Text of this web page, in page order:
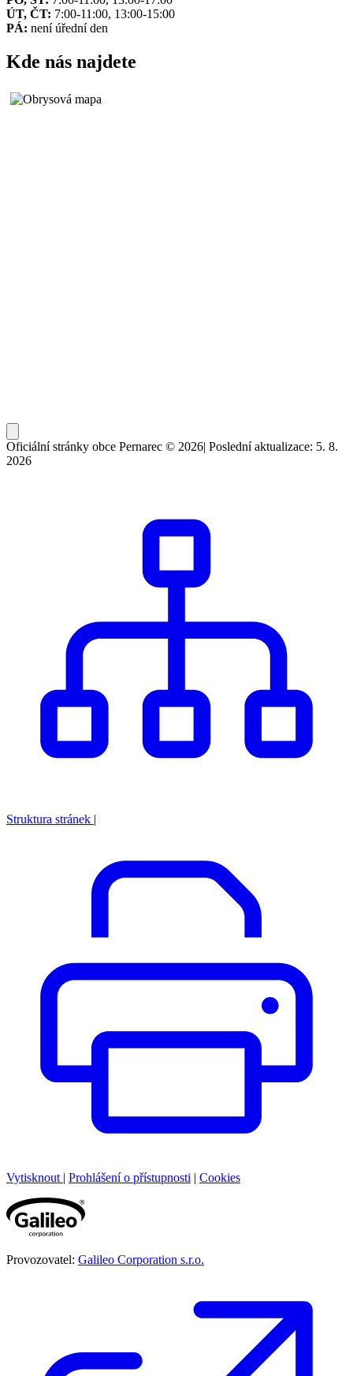
ÚT, ČT: 7:00-11:00, 13:00-15:00
PÁ: není úřední den
Kde nás najdete
Oficiální stránky obce Pernarec © 2026| Poslední aktualizace: 5. 8.
2026
Struktura stránek |
Vytisknout | Prohlášení o přístupnosti | Cookies
Provozovatel: Galileo Corporation s.r.o.